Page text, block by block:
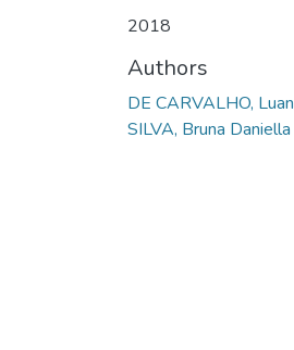
2018
Authors
DE CARVALHO,
SILVA, Bruna